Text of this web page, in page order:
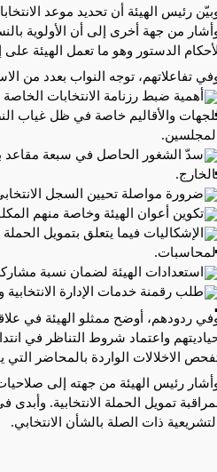
رئيس الهيئة أن تحديد موعد
من جهة أخرى إلى أن الأولوية
لأحكام الدستور وهو ما تعمل الهيئة على
تفاعلاتهم، توجه النواب بعدد من
أهمية ضبط رزنامة الانتخابات
والأقاليم خاصة في ظل غياب
سدّ الشغور الحاصل في سبعة مقاعد
ضرورة مواصلة تحيين السجل
تكوين أعوان الهيئة وخاصة منهم
الإشكاليات فيما يتعلق بتمويل
استعدادات الهيئة لضمان نسبة
طلب رقمنة خدمات الإدارة
ردودهم، أوضح ممثلو الهيئة في
واعتماد شروط التناظر في
الاخلالات الواردة بالمحاضر التي
رئيس الهيئة من جهته إلى
تمويل الحملة الانتخابية.
ذات الصلة بالشأن الانتخابي.